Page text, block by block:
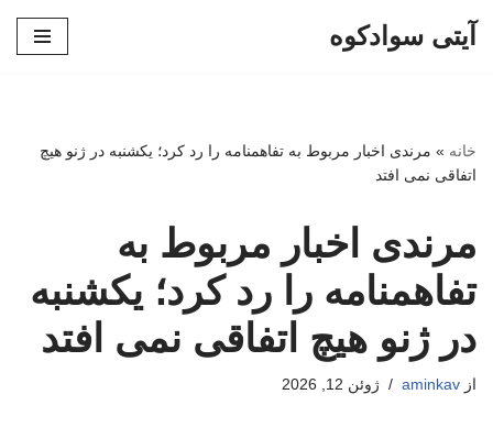
آیتی سوادکوه
خانه » مرندی اخبار مربوط به تفاهمنامه را رد کرد؛ یکشنبه در ژنو هیچ
اتفاقی نمی افتد
مرندی اخبار مربوط به
تفاهمنامه را رد کرد؛ یکشنبه
در ژنو هیچ اتفاقی نمی افتد
از aminkav ژوئن 12, 2026